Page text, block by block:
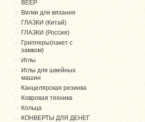
ВЕЕР
Вилки для вязания
ГЛАЗКИ (Китай)
ГЛАЗКИ (Россия)
Грипперы(пакет с
замком)
Иглы
Иглы для швейных
машин
Канцелярская резинка
Ковровая техника
Кольца
КОНВЕРТЫ ДЛЯ ДЕНЕГ